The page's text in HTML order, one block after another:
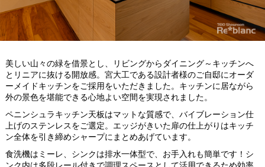
美しい山々の緑を借景とし、リビングからダイニング～キッチンへ
とリニアに抜ける開放感。宮大工である設計者様のご自邸にオーダ
ーメイドキッチンをご採用をいただきました。キッチンに居ながら
外の景色を堪能できる心地よい空間を実現されました。
ペニンシュラキッチン天板はマットな質感で、バイブレーション仕
上げのステンレスをご選定。エッジがきいた扉の仕上がりはキッチ
ン全体を引き締めシャープにまとめあげています。
食洗機はミーレ、シンクは排水一体型で、お手入れも簡単です！シ